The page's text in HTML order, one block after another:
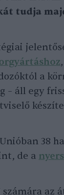
tudja
a
– áll egy
38
de a
számára az